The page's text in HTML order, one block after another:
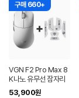
구매 660+
VGN F2 Pro Max 8
K나노 유무선 잠자리
게이밍 마우스 화이트
53,900원